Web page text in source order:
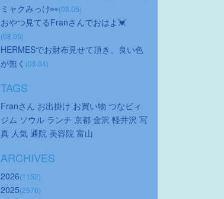
ミャクみっけ👀(08.05)
おやつ見てるFranさんでおはよ💓
(08.05)
HERMESでお財布見せて頂き、良い色
が無く (08.04)
TAGS
Franさん お出掛け お買い物 つなビィ
ジム ソウル ランチ 京都 金沢 軽井沢 写
真 人気 通院 美容院 富山
ARCHIVES
2026(1152)
2025(2576)